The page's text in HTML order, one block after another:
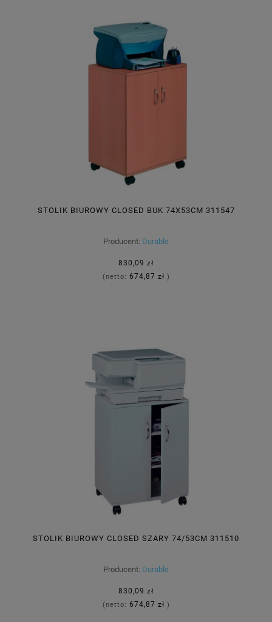
STOLIK BIUROWY CLOSED BUK 74X53CM 311547
Producent: Durable
830,09 zł
(netto: 674,87 zł )
STOLIK BIUROWY CLOSED SZARY 74/53CM 311510
Producent: Durable
830,09 zł
(netto: 674,87 zł )